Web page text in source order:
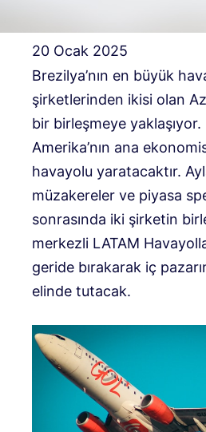
20 Ocak 2025
Brezilya’nın en büyük
şirketlerinden ikisi olan
bir birleşmeye yaklaşıyor.
Amerika’nın ana
havayolu yaratacaktır.
müzakereler ve piyasa
sonrasında iki şirketin
merkezli LATAM
geride bırakarak iç
elinde tutacak.